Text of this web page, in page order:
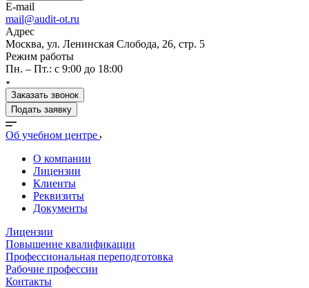
E-mail
mail@audit-ot.ru
Адрес
Москва, ул. Ленинская Слобода, 26, стр. 5
Режим работы
Пн. – Пт.: с 9:00 до 18:00
Заказать звонок
Подать заявку
Об учебном центре
О компании
Лицензии
Клиенты
Реквизиты
Документы
Лицензии
Повышение квалификации
Профессиональная переподготовка
Рабочие профессии
Контакты